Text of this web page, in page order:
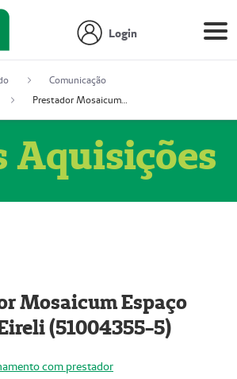
Login
Comunicação
Prestador Mosaicum Espaço Clínico Eireli (51004355-5)
Aquisições
Mosaicum Espaço
(51004355-5)
com prestador